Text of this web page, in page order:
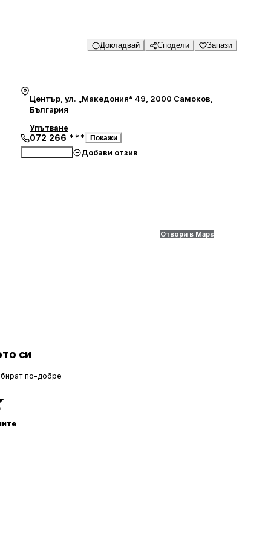
Докладвай Сподели Запази
Център, ул. „Македония“ 49, 2000 Самоков,
България
Упътване
072 266 *** Покажи
Добави отзив
Отвори в Maps
си
по-добре